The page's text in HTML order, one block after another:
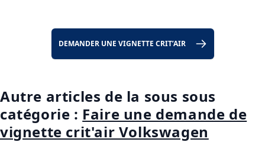
DEMANDER UNE VIGNETTE CRIT’AIR
Autre articles de la sous sous
catégorie : Faire une demande de
vignette crit'air Volkswagen